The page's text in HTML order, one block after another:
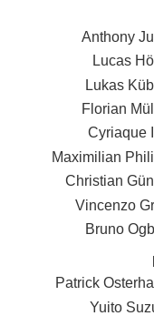
Anthony
Lucas
Lukas
Florian
Cyriaque
Maximilian
Christian
Vincenzo
Bruno
Patrick
Yuito